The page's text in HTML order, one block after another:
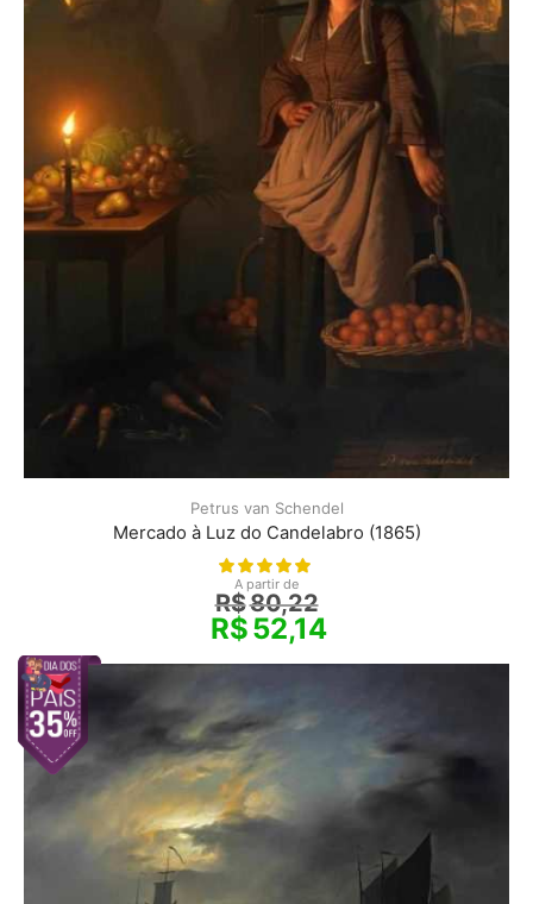
Petrus van Schendel
Mercado à Luz do Candelabro (1865)
A partir de
R$80,22
R$52,14